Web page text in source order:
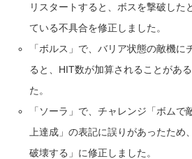
リスタートすると、ボスを撃破した
ている不具合を修正しました。
「ボルス」で、バリア状態の敵機に
ると、HIT数が加算されることがあ
た。
「ソーラ」で、チャレンジ「ボムで
上達成」の表記に誤りがあったため
破壊する」に修正しました。